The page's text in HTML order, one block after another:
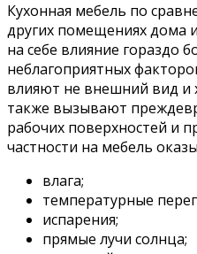
Кухонная мебель по
других помещениях дома
на себе влияние гораздо
неблагоприятных
влияют не внешний вид и
также вызывают
рабочих поверхностей и
частности на мебель
влага;
температурные
испарения;
прямые лучи солнца;